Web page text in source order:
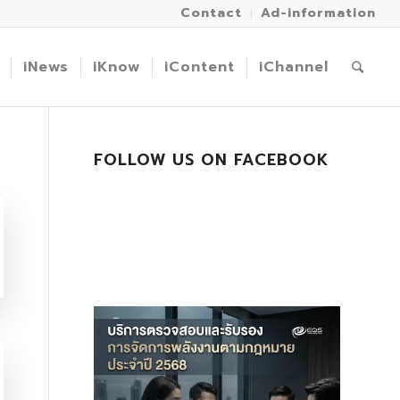
Contact Ad-information
iNews iKnow iContent iChannel
FOLLOW US ON FACEBOOK